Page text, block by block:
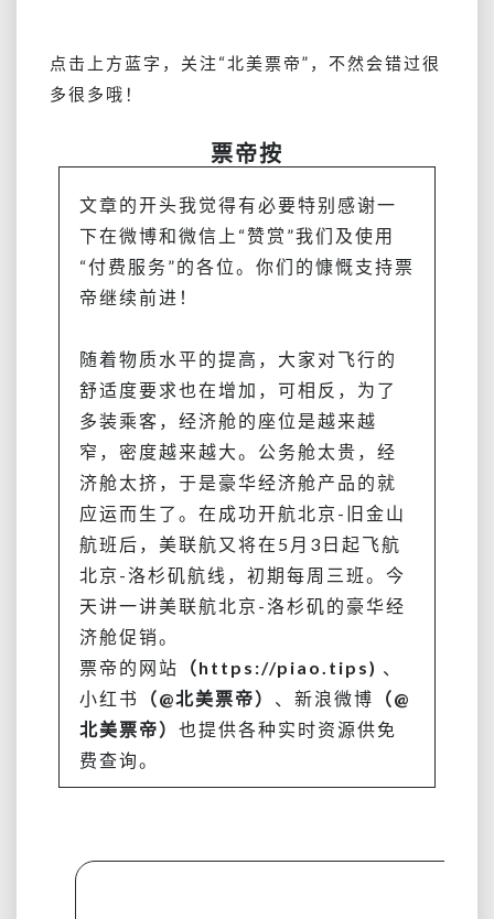
豪
舱，
低
价
刚
好
飞！
买
票
了
还
能
升，
买
贵
了
还
能
券！
点击上方蓝字，关注 “北美票帝” ，不然会错过很
多很多哦！
票帝按
文章的开头我觉得有必要特别感谢一
下在微博和微信上“赞赏”我们及使用
“付费服务”的各位。你们的慷慨支持票
帝继续前进！
随着物质水平的提高，大家对飞行的
舒适度要求也在增加，可相反，为了
多装乘客，经济舱的座位是越来越
窄，密度越来越大。公务舱太贵，经
济舱太挤，于是豪华经济舱产品的就
应运而生了。在成功开航北京-旧金山
航班后，美联航又将在5月3日起飞航
北京-洛杉矶航线，初期每周三班。今
天讲一讲美联航北京-洛杉矶的豪华经
济舱促销。
票帝的网站
（https://piao.tips) 、
小红书
（@北美票帝） 、新浪微博
（@
北美票帝） 也提供各种实时资源供免
费查询。